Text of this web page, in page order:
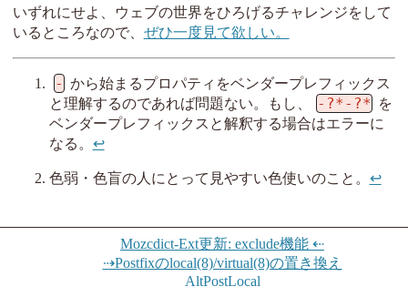
いずれにせよ、ウェブの世界をひろげるチャレンジをして
いるところなので、 ぜひ一度見て欲しい。
- から始まるプロパティをベンダープレフィックス
と理解するのであれば問題ない。もし、
-?*-?* を
ベンダープレフィックスと解釈する場合はエラーに
なる。 ↩︎
色弱・色盲の人にとって見やすい色使いのこと。 ↩︎
Mozcdict-Ext更新: exclude機能 ⇠
⇢Postfixのlocal(8)/virtual(8)の置き換え
AltPostLocal